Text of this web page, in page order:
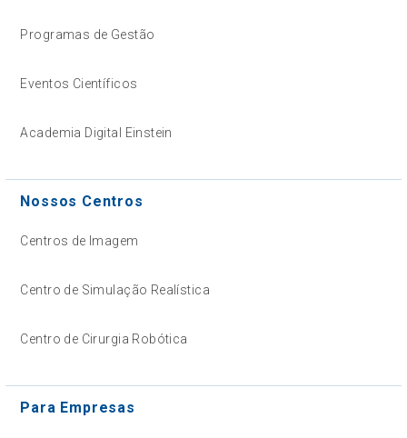
Programas de Gestão
Eventos Científicos
Academia Digital Einstein
Nossos Centros
Centros de Imagem
Centro de Simulação Realística
Centro de Cirurgia Robótica
Para Empresas